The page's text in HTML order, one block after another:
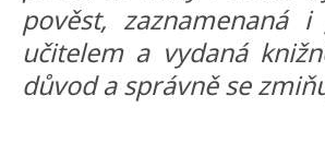
pověst, zaznamenaná i
učitelem a vydaná
důvod a správně se